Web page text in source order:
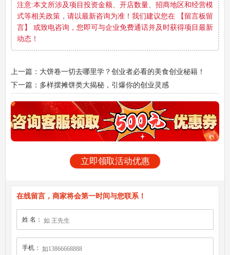
注意:本文所涉及项目投资金额、开店数量、招商地区和经营模
式等相关政策，请以最新咨询为准！我们建议您在 【留言板留
言】 或致电咨询，您即可与企业免费通话并及时获得项目最新
动态！
上一篇：大饼卷一切去哪里学？创业者必看的美食创业秘籍！
下一篇：多样摆摊饼类大揭秘，引爆你的创业灵感
立即领取活动优惠
在线留言，商家将会第一时间与您联系！
姓 名：
手机：